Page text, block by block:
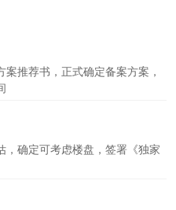
案推荐书，正式确定备案方案，
，确定可考虑楼盘，签署《独家